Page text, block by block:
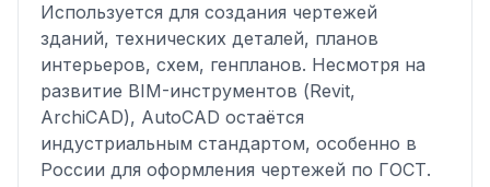
Используется для создания чертежей
зданий, технических деталей, планов
интерьеров, схем, генпланов. Несмотря на
развитие BIM-инструментов (Revit,
ArchiCAD), AutoCAD остаётся
индустриальным стандартом, особенно в
России для оформления чертежей по ГОСТ.